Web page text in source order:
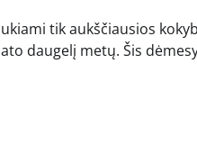
tik aukščiausios
daugelį metų. Šis